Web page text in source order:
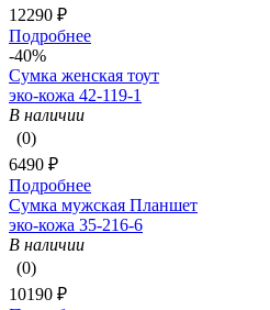
12290 ₽
Подробнее
-40%
Сумка женская тоут
эко-кожа 42-119-1
В наличии
(0)
6490 ₽
Подробнее
Сумка мужская Планшет
эко-кожа 35-216-6
В наличии
(0)
10190 ₽